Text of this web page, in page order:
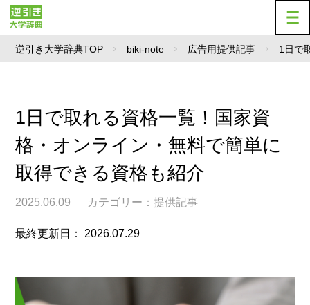
逆引き大学辞典TOP biki-note 広告用提供記事 1日で
1日で取れる資格一覧！国家資
格・オンライン・無料で簡単に
取得できる資格も紹介
2025.06.09 カテゴリー：提供記事
最終更新日： 2026.07.29